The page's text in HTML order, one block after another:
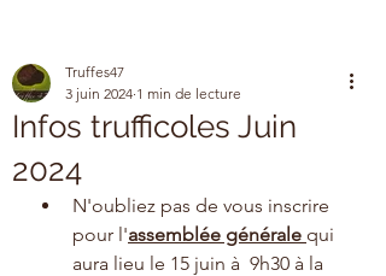
Infos trufficoles Juin
2024
Truffes47
3 juin 2024 1 min de lecture
N'oubliez pas de vous inscrire
pour l'assemblée générale qui
aura lieu le 15 juin à  9h30 à la